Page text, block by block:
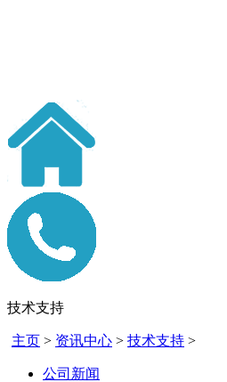
技术支持
主页 > 资讯中心 > 技术支持 >
公司新闻